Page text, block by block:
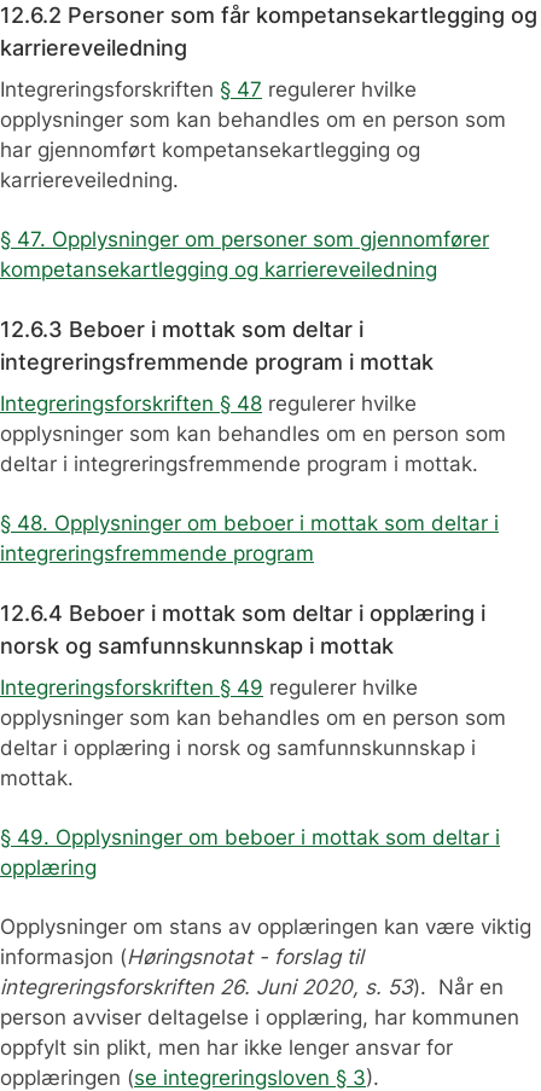
12.6.2 Personer som får kompetansekartlegging og
karriereveiledning
Integreringsforskriften § 47 regulerer hvilke
opplysninger som kan behandles om en person som
har gjennomført kompetansekartlegging og
karriereveiledning.
§ 47. Opplysninger om personer som gjennomfører
kompetansekartlegging og karriereveiledning
12.6.3 Beboer i mottak som deltar i
integreringsfremmende program i mottak
Integreringsforskriften § 48 regulerer hvilke
opplysninger som kan behandles om en person som
deltar i integreringsfremmende program i mottak.
§ 48. Opplysninger om beboer i mottak som deltar i
integreringsfremmende program
12.6.4 Beboer i mottak som deltar i opplæring i
norsk og samfunnskunnskap i mottak
Integreringsforskriften § 49 regulerer hvilke
opplysninger som kan behandles om en person som
deltar i opplæring i norsk og samfunnskunnskap i
mottak.
§ 49. Opplysninger om beboer i mottak som deltar i
opplæring
Opplysninger om stans av opplæringen kan være viktig
informasjon (Høringsnotat - forslag til
integreringsforskriften 26. Juni 2020, s. 53). Når en
person avviser deltagelse i opplæring, har kommunen
oppfylt sin plikt, men har ikke lenger ansvar for
opplæringen (se integreringsloven § 3).